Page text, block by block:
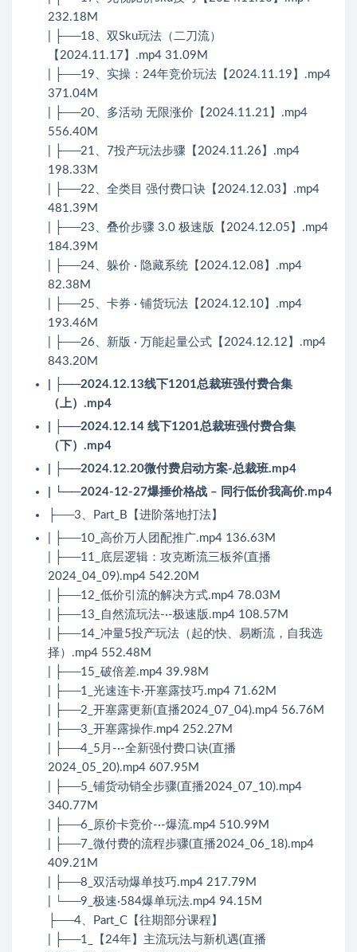
232.18M
| ├──18、双Sku玩法（二刀流）
【2024.11.17】.mp4 31.09M
| ├──19、实操：24年竞价玩法【2024.11.19】.mp4
371.04M
| ├──20、多活动 无限涨价【2024.11.21】.mp4
556.40M
| ├──21、7投产玩法步骤【2024.11.26】.mp4
198.33M
| ├──22、全类目 强付费口诀【2024.12.03】.mp4
481.39M
| ├──23、叠价步骤 3.0 极速版【2024.12.05】.mp4
184.39M
| ├──24、躲价 · 隐藏系统【2024.12.08】.mp4
82.38M
| ├──25、卡券 · 铺货玩法【2024.12.10】.mp4
193.46M
| ├──26、新版 · 万能起量公式【2024.12.12】.mp4
843.20M
| ├──2024.12.13线下1201总裁班强付费合集
（上）.mp4
| ├──2024.12.14 线下1201总裁班强付费合集
（下）.mp4
| ├──2024.12.20微付费启动方案-总裁班.mp4
| └──2024-12-27爆捶价格战 – 同行低价我高价.mp4
├──3、Part_B【进阶落地打法】
| ├──10_高价万人团配推广.mp4 136.63M
| ├──11_底层逻辑：攻克断流三板斧(直播
2024_04_09).mp4 542.20M
| ├──12_低价引流的解决方式.mp4 78.03M
| ├──13_自然流玩法-·-极速版.mp4 108.57M
| ├──14_冲量5投产玩法（起的快、易断流，自我选
择）.mp4 552.48M
| ├──15_破倍差.mp4 39.98M
| ├──1_光速连卡·开塞露技巧.mp4 71.62M
| ├──2_开塞露更新(直播2024_07_04).mp4 56.76M
| ├──3_开塞露操作.mp4 252.27M
| ├──4_5月-·-全新强付费口诀(直播
2024_05_20).mp4 607.95M
| ├──5_铺货动销全步骤(直播2024_07_10).mp4
340.77M
| ├──6_原价卡竞价-·-爆流.mp4 510.99M
| ├──7_微付费的流程步骤(直播2024_06_18).mp4
409.21M
| ├──8_双活动爆单技巧.mp4 217.79M
| └──9_极速·584爆单玩法.mp4 94.15M
├──4、Part_C【往期部分课程】
| ├──1_【24年】主流玩法与新机遇(直播